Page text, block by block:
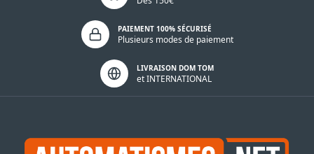
PAIEMENT 100% SÉCURISÉ
Plusieurs modes de paiement
LIVRAISON DOM TOM
et INTERNATIONAL